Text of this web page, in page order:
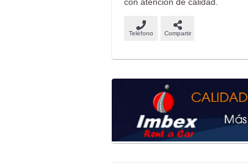
Teléfono Compartir